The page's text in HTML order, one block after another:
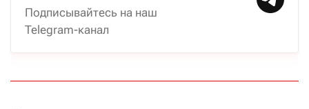
Подписывайтесь на наш
Telegram-канал